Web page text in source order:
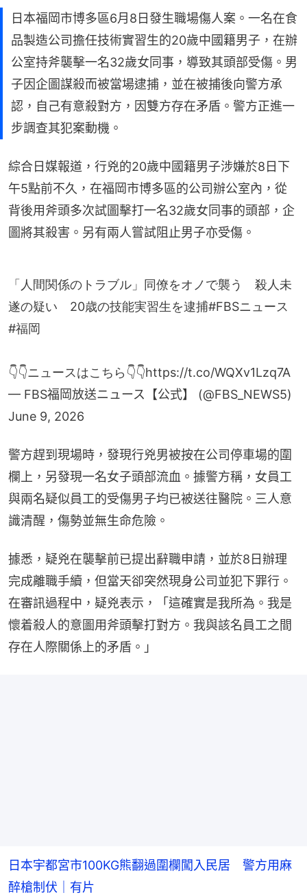
日本福岡市博多區6月8日發生職場傷人案。一名在食
品製造公司擔任技術實習生的20歲中國籍男子，在辦
公室持斧襲擊一名32歲女同事，導致其頭部受傷。男
子因企圖謀殺而被當場逮捕，並在被捕後向警方承
認，自己有意殺對方，因雙方存在矛盾。警方正進一
步調查其犯案動機。
綜合日媒報道，行兇的20歲中國籍男子涉嫌於8日下
午5點前不久，在福岡市博多區的公司辦公室內，從
背後用斧頭多次試圖擊打一名32歲女同事的頭部，企
圖將其殺害。另有兩人嘗試阻止男子亦受傷。
遂の疑い 20歳の技能実習生を逮捕
#FBSニュース
#福岡
— FBS福岡放送ニュース【公式】 (@FBS_NEWS5)
June 9, 2026
欄上，另發現一名女子頭部流血。據警方稱，女員工
與兩名疑似員工的受傷男子均已被送往醫院。三人意
識清醒，傷勢並無生命危險。
完成離職手續，但當天卻突然現身公司並犯下罪行。
在審訊過程中，疑兇表示，「這確實是我所為。我是
懷着殺人的意圖用斧頭擊打對方。我與該名員工之間
存在人際關係上的矛盾。」
醉槍制伏｜有片